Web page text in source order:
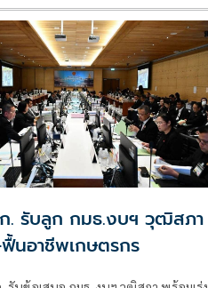
. รับลูก กมธ.งบฯ วุฒิสภา
นอาชีพเกษตรกร